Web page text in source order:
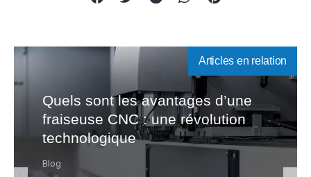
Articles en relation
Quels sont les avantages d’une
fraiseuse CNC : une révolution
technologique
Blog